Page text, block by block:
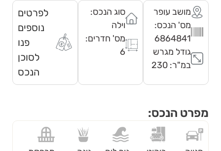
מושב עופר
מס' הנכס:
6864841
גודל מגרש
במ"ר: 230
סוג הנכס:
וילה
מס' חדרים:
6
לפרטים
נוספים
פנו
לסוכן
הנכס
מפרט הנכס: